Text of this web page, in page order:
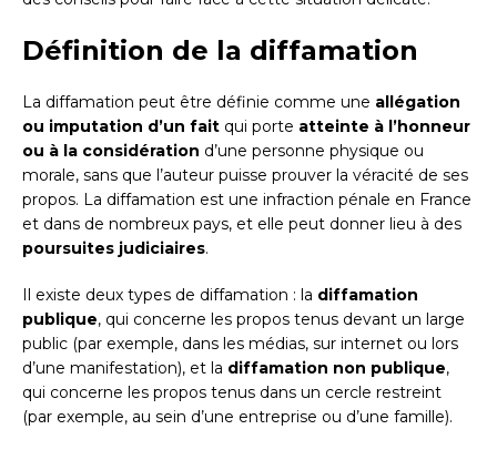
Définition de la diffamation
La diffamation peut être définie comme une allégation
ou imputation d’un fait qui porte atteinte à l’honneur
ou à la considération d’une personne physique ou
morale, sans que l’auteur puisse prouver la véracité de ses
propos. La diffamation est une infraction pénale en France
et dans de nombreux pays, et elle peut donner lieu à des
poursuites judiciaires.
Il existe deux types de diffamation : la diffamation
publique, qui concerne les propos tenus devant un large
public (par exemple, dans les médias, sur internet ou lors
d’une manifestation), et la diffamation non publique,
qui concerne les propos tenus dans un cercle restreint
(par exemple, au sein d’une entreprise ou d’une famille).